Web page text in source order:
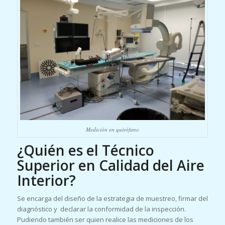
Medición en quirófano
¿Quién es el Técnico
Superior en Calidad del Aire
Interior?
Se encarga del diseño de la estrategia de muestreo, firmar del
diagnóstico y declarar la conformidad de la inspección.
Pudiendo también ser quien realice las mediciones de los